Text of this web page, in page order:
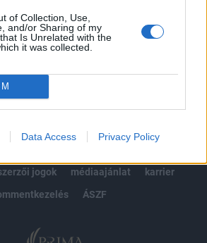
of Collection, Use,
and/or Sharing of my
Is Unrelated with the
it was collected.
Data Access Privacy Policy
VAGY?BEJELENTKEZÉS
jogok médiaajánlat
karrier
ÁSZF